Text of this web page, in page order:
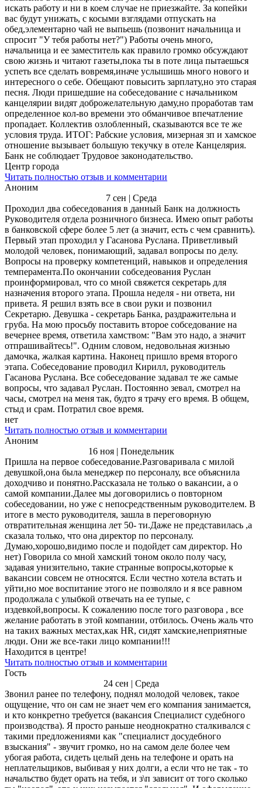
искать работу и ни в коем случае не приезжайте. За копейки
вас будут унижать, с косыми взглядами отпускать на
обед,элементарно чай не выпьешь (позвонит начальница и
спросит "У тебя работы нет?") Работы очень много,
начальница и ее заместитель как правило громко обсуждают
свою жизнь и читают газеты,пока ты в поте лица пытаешься
успеть все сделать вовремя,иначе услышишь много нового и
интересного о себе. Обещают повысить зарплату,но это старая
песня. Люди пришедшие на собеседование с начальником
канцелярии видят доброжелательную даму,но проработав там
определенное кол-во времени это обманчивое впечатление
пропадает. Коллектив озлобленный, сказываются все те же
условия труда. ИТОГ: Рабские условия, мизерная зп и хамское
отношение вызывает большую текучку в отеле Канцелярия.
Банк не соблюдает Трудовое законодательство.
Центр города
Читать полностью отзыв и комментарии
Аноним
7 сен | Среда
Проходил два собеседования в данный Банк на должность
Руководителя отдела розничного бизнеса. Имею опыт работы
в банковской сфере более 5 лет (а значит, есть с чем сравнить).
Первый этап проходил у Гасанова Руслана. Приветливый
молодой человек, понимающий, задавал вопросы по делу.
Вопросы на проверку компетенций, навыков и определения
темперамента.По окончании собседеования Руслан
проинформировал, что со мной свяжется секретарь для
назначения второго этапа. Прошла неделя - ни ответа, ни
привета. Я решил взять все в свои руки и позвонил
Секретарю. Девушка - секретарь Банка, раздражительна и
груба. На мою просьбу поставить второе собседование на
вечернее время, ответила хамством: "Вам это надо, а значит
отпрашивайтесь!". Одним словом, недовольная жизнью
дамочка, жалкая картина. Наконец пришло время второго
этапа. Собеседование проводил Кирилл, руководитель
Гасанова Руслана. Все собеседование задавал те же самые
вопросы, что задавал Руслан. Постоянно зевал, смотрел на
часы, смотрел на меня так, будто я трачу его время. В общем,
стыд и срам. Потратил свое время.
нет
Читать полностью отзыв и комментарии
Аноним
16 ноя | Понедельник
Пришла на первое собеседование.Разговаривала с милой
девушкой,она была менеджер по персоналу, все объяснила
доходчиво и понятно.Рассказала не только о вакансии, а о
самой компании.Далее мы договорились о повторном
собеседовании, но уже с непосредственным руководителем. В
итоге в место руководителя, зашла в переговорную
отвратительная женщина лет 50- ти.Даже не представилась ,а
сказала только, что она директор по персоналу.
Думаю,хорошо,видимо после и подойдет сам директор. Но
нет) Говорила со мной хамский тоном около полу часу,
задавая унизительно, такие странные вопросы,которые к
вакансии совсем не относятся. Если честно хотела встать и
уйти,но мое воспитание этого не позволяло и я все равном
продолжала с улыбкой отвечать на ее тупые, с
издевкой,вопросы. К сожалению после того разговора , все
желание работать в этой компании, отбилось. Очень жаль что
на таких важных местах,как HR, сидят хамские,неприятные
люди. Они же все-таки лицо компании!!!
Находится в центре!
Читать полностью отзыв и комментарии
Гость
24 сен | Среда
Звонил ранее по телефону, поднял молодой человек, такое
ощущение, что он сам не знает чем его компания занимается,
и кто конкретно требуется (вакансия Специалист судебного
производства). Я просто раньше неоднократно сталкивался с
такими предложениями как "специалист досудебного
взыскания" - звучит громко, но на самом деле более чем
убогая работа, сидеть целый день на телефоне и орать на
неплательщиков, выбивая у них долги, а если что не так - то
начальство будет орать на тебя, и з\п зависит от того сколько